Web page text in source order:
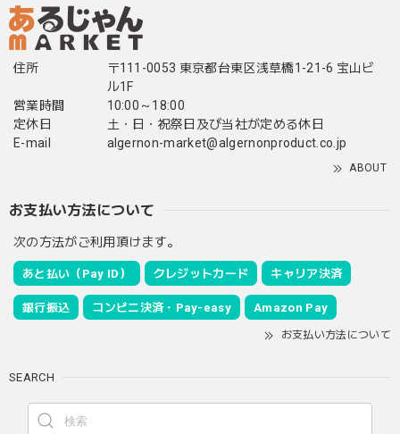
住所
〒111-0053 東京都台東区浅草橋1-21-6 宝山ビ
ル1F
営業時間
10:00～18:00
定休日
土・日・祝祭日及び当社が定める休日
E-mail
algernon-market@algernonproduct.co.jp
ABOUT
お支払い方法について
次の方法がご利用頂けます。
あと払い（Pay ID） クレジットカード キャリア決済
銀行振込 コンビニ決済・Pay-easy Amazon Pay
お支払い方法について
SEARCH